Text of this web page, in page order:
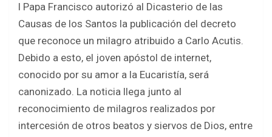
ce
b
o
o
k
tt
er
at
s
A
p
p
ar
e
l Papa Francisco autorizó al Dicasterio de las
Causas de los Santos la publicación del decreto
que reconoce un milagro atribuido a Carlo Acutis.
Debido a esto, el joven apóstol de internet,
conocido por su amor a la Eucaristía, será
canonizado. La noticia llega junto al
reconocimiento de milagros realizados por
intercesión de otros beatos y siervos de Dios, entre